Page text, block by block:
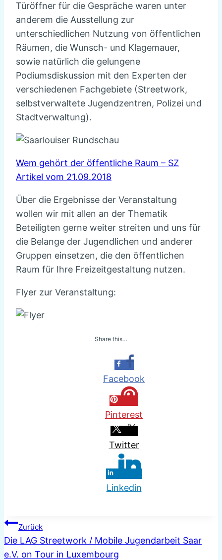
Türöffner für die Gespräche waren unter
anderem die Ausstellung zur
unterschiedlichen Nutzung von öffentlichen
Räumen, die Wunsch- und Klagemauer,
sowie natürlich die gelungene
Podiumsdiskussion mit den Experten der
verschiedenen Fachgebiete (Streetwork,
selbstverwaltete Jugendzentren, Polizei und
Stadtverwaltung).
Wem gehört der öffentliche Raum – SZ
Artikel vom 21.09.2018
Über die Ergebnisse der Veranstaltung
wollen wir mit allen an der Thematik
Beteiligten gerne weiter streiten und uns für
die Belange der Jugendlichen und anderer
Gruppen einsetzen, die den öffentlichen
Raum für Ihre Freizeitgestaltung nutzen.
Flyer zur Veranstaltung:
Share this…
Facebook
Pinterest
Twitter
Linkedin
Beitragsnavigation
Zurück
Die LAG Streetwork / Mobile Jugendarbeit Saar
e.V. on Tour in Luxembourg